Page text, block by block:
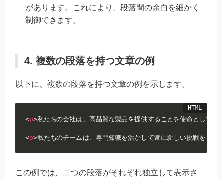
があります。これにより、段落間の余白を細かく
制御できます。
4. 複数の段落を持つ文章の例
以下に、複数の段落を持つ文章の例を示します。
<p>私たちの会社は、高品質な製品を提供することを使命として
<p>私たちのチームは、専門知識を活かして常に新しい挑戦をし
この例では、二つの段落がそれぞれ独立して表示さ